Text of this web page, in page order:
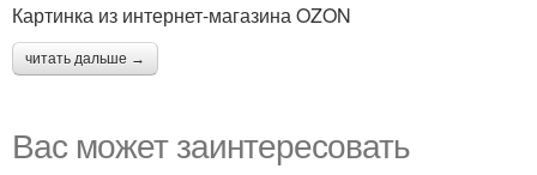
Картинка из интернет-магазина OZON
читать дальше →
Вас может заинтересовать